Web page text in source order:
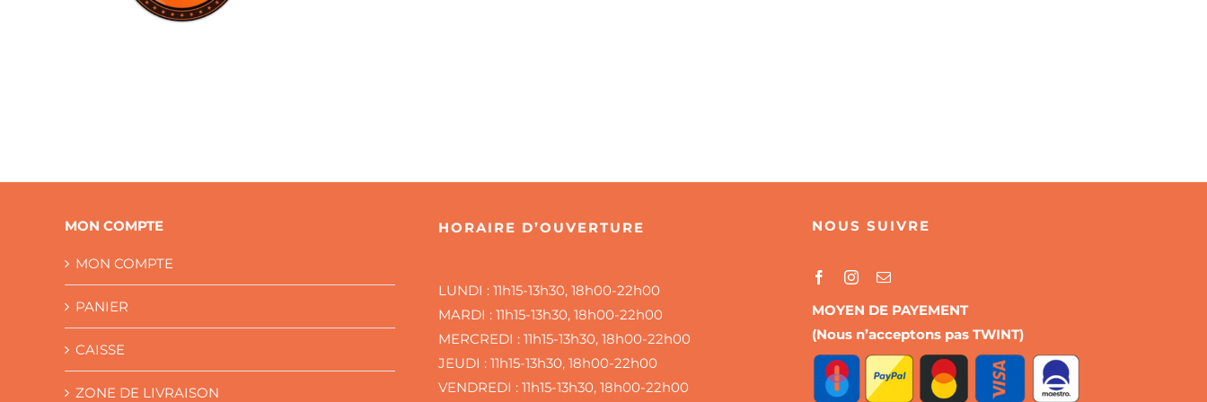
MON COMPTE
MON COMPTE
PANIER
CAISSE
ZONE DE LIVRAISON
HORAIRE D’OUVERTURE
LUNDI : 11h15-13h30, 18h00-22h00
MARDI : 11h15-13h30, 18h00-22h00
MERCREDI : 11h15-13h30, 18h00-22h00
JEUDI : 11h15-13h30, 18h00-22h00
VENDREDI : 11h15-13h30, 18h00-22h00
NOUS SUIVRE
MOYEN DE PAYEMENT
(Nous n’acceptons pas TWINT)